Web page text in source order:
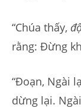
“Chúa thấy,
rằng: Đừng
“Đoạn, Ngài
dừng lại.